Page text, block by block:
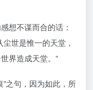
想不谋而合的话：
世是惟一的天堂，
界造成天堂。”
之句，因为如此，所